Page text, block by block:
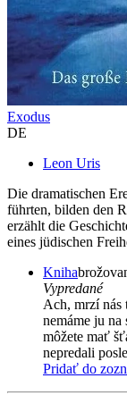
Exodus
DE
Leon Uris
Die dramatischen
führten, bilden den
erzählt die
eines jüdischen
Kniha
Vypredané
Ach, mrzí nás
nemáme ju
môžete mať
nepredali
Pridať do